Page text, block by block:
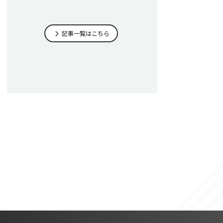
記事一覧はこちら